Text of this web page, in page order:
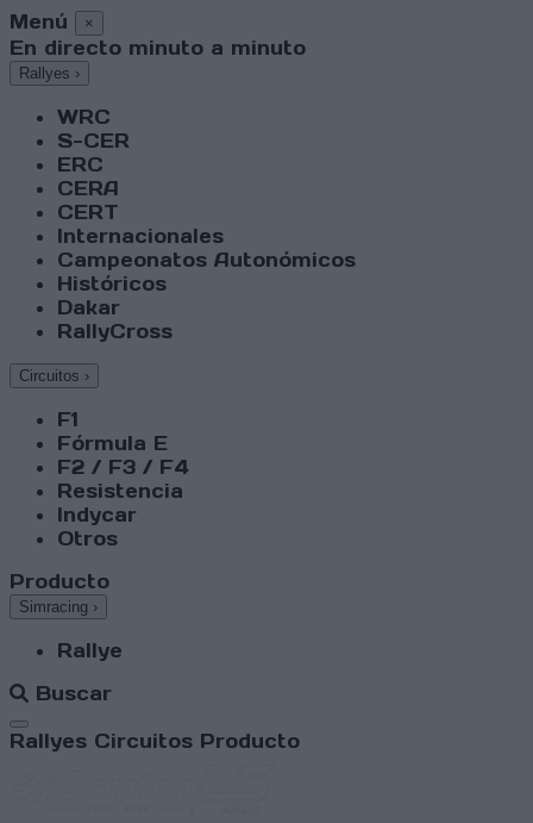
Menú ×
En directo minuto a minuto
Rallyes ›
WRC
S-CER
ERC
CERA
CERT
Internacionales
Campeonatos Autonómicos
Históricos
Dakar
RallyCross
Circuitos ›
F1
Fórmula E
F2 / F3 / F4
Resistencia
Indycar
Otros
Producto
Simracing ›
Rallye
Buscar
Abrir menú
Rallyes Circuitos Producto